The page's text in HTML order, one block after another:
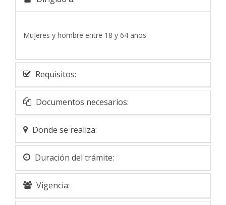
Mujeres y hombre entre 18 y 64 años
Requisitos:
Documentos necesarios:
Donde se realiza:
Duración del trámite:
Vigencia: